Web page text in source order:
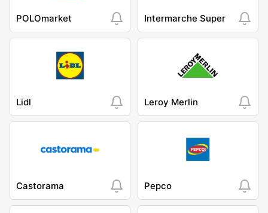
POLOmarket Intermarche Super
Lidl Leroy Merlin
Castorama Pepco